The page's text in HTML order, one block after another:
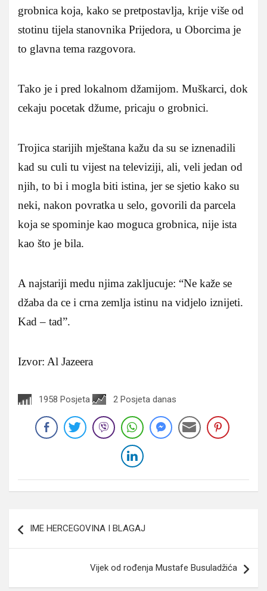
grobnica koja, kako se pretpostavlja, krije više od
stotinu tijela stanovnika Prijedora, u Oborcima je
to glavna tema razgovora.
Tako je i pred lokalnom džamijom. Muškarci, dok
cekaju pocetak džume, pricaju o grobnici.
Trojica starijih mještana kažu da su se iznenadili
kad su culi tu vijest na televiziji, ali, veli jedan od
njih, to bi i mogla biti istina, jer se sjetio kako su
neki, nakon povratka u selo, govorili da parcela
koja se spominje kao moguca grobnica, nije ista
kao što je bila.
A najstariji medu njima zakljucuje: “Ne kaže se
džaba da ce i crna zemlja istinu na vidjelo iznijeti.
Kad – tad”.
Izvor: Al Jazeera
1958 Posjeta 2 Posjeta danas
članaka
IME HERCEGOVINA I BLAGAJ
Vijek od rođenja Mustafe Busuladžića